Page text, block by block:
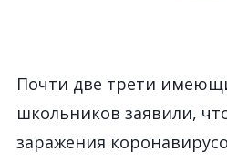
Почти две трети
школьников заявили,
заражения